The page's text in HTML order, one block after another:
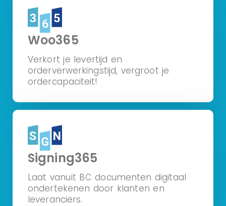
Woo365
Verkort je levertijd en
orderverwerkingstijd, vergroot je
ordercapaciteit!
Signing365
Laat vanuit BC documenten digitaal
ondertekenen door klanten en
leveranciers.